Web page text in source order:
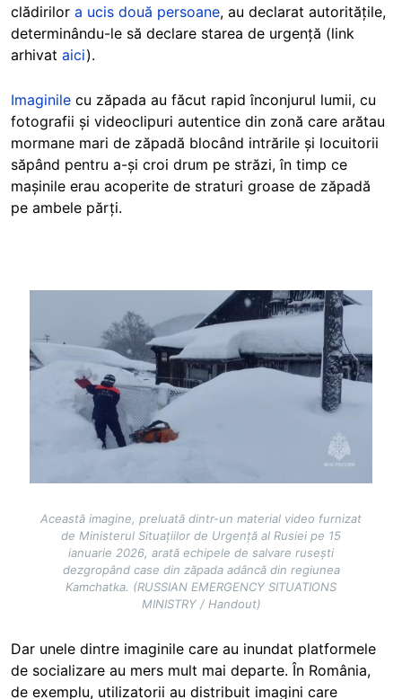
clădirilor a ucis două persoane, au declarat autoritățile,
determinându-le să declare starea de urgență (link
arhivat aici).
Imaginile cu zăpada au făcut rapid înconjurul lumii, cu
fotografii și videoclipuri autentice din zonă care arătau
mormane mari de zăpadă blocând intrările și locuitorii
săpând pentru a-și croi drum pe străzi, în timp ce
mașinile erau acoperite de straturi groase de zăpadă
pe ambele părți.
Această imagine, preluată dintr-un material video furnizat
de Ministerul Situațiilor de Urgență al Rusiei pe 15
ianuarie 2026, arată echipele de salvare rusești
dezgropând case din zăpada adâncă din regiunea
Kamchatka. (RUSSIAN EMERGENCY SITUATIONS
MINISTRY / Handout)
Dar unele dintre imaginile care au inundat platformele
de socializare au mers mult mai departe. În România,
de exemplu, utilizatorii au distribuit imagini care